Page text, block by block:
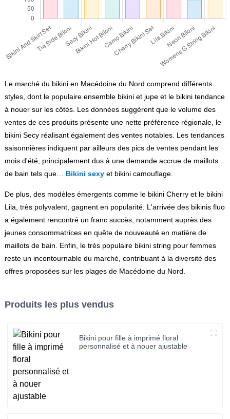
Le marché du bikini en Macédoine du Nord comprend différents
styles, dont le populaire ensemble bikini et jupe et le bikini tendance
à nouer sur les côtés. Les données suggèrent que le volume des
ventes de ces produits présente une nette préférence régionale, le
bikini Secy réalisant également des ventes notables. Les tendances
saisonnières indiquent par ailleurs des pics de ventes pendant les
mois d'été, principalement dus à une demande accrue de maillots
de bain tels que… Bikini sexyet bikini camouflage.
De plus, des modèles émergents comme le bikini Cherry et le bikini
Lila, très polyvalent, gagnent en popularité. L'arrivée des bikinis fluo
a également rencontré un franc succès, notamment auprès des
jeunes consommatrices en quête de nouveauté en matière de
maillots de bain. Enfin, le très populaire bikini string pour femmes
reste un incontournable du marché, contribuant à la diversité des
offres proposées sur les plages de Macédoine du Nord.
Produits les plus vendus
Bikini pour fille à imprimé floral
personnalisé et à nouer ajustable